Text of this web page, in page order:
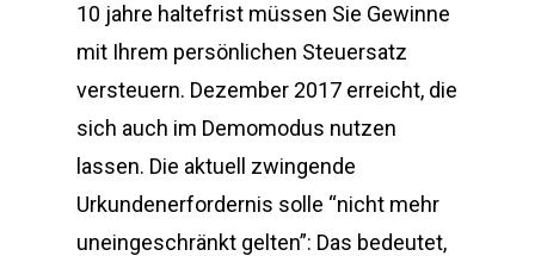
10 jahre haltefrist müssen Sie Gewinne
mit Ihrem persönlichen Steuersatz
versteuern. Dezember 2017 erreicht, die
sich auch im Demomodus nutzen
lassen. Die aktuell zwingende
Urkundenerfordernis solle “nicht mehr
uneingeschränkt gelten”: Das bedeutet,